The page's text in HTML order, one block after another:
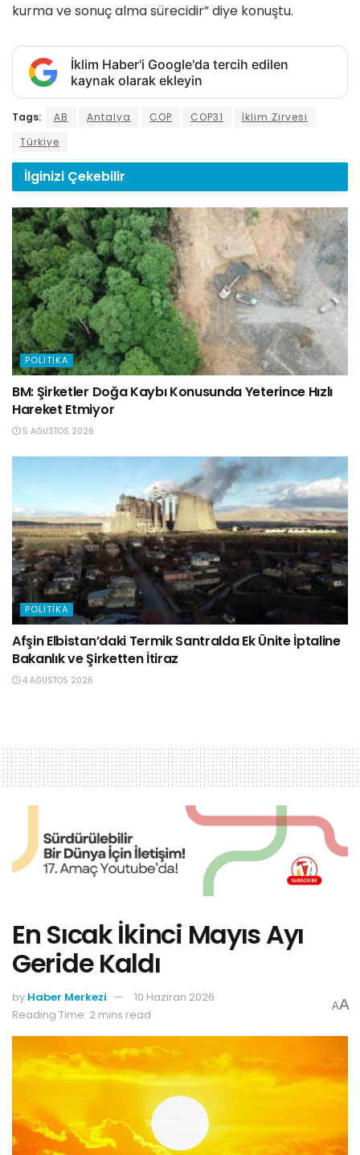
kurma ve sonuç alma sürecidir” diye konuştu.
İklim Haber'i Google'da tercih edilen
kaynak olarak ekleyin
Tags: AB Antalya COP COP31
İklim Zirvesi
Türkiye
İlginizi Çekebilir
POLITIKA
BM: Şirketler Doğa Kaybı Konusunda Yeterince Hızlı
Hareket Etmiyor
5 AĞUSTOS 2026
POLITIKA
Afşin Elbistan’daki Termik Santralda Ek Ünite İptaline
Bakanlık ve Şirketten İtiraz
4 AĞUSTOS 2026
En Sıcak İkinci Mayıs Ayı
Geride Kaldı
by Haber Merkezi
10 Haziran 2026
Reading Time: 2 mins read
AA